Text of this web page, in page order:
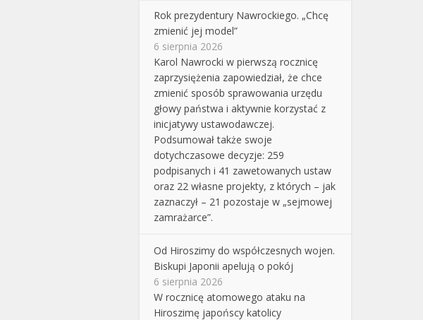
Rok prezydentury Nawrockiego. „Chcę
zmienić jej model”
6 sierpnia 2026
Karol Nawrocki w pierwszą rocznicę
zaprzysiężenia zapowiedział, że chce
zmienić sposób sprawowania urzędu
głowy państwa i aktywnie korzystać z
inicjatywy ustawodawczej.
Podsumował także swoje
dotychczasowe decyzje: 259
podpisanych i 41 zawetowanych ustaw
oraz 22 własne projekty, z których – jak
zaznaczył – 21 pozostaje w „sejmowej
zamrażarce”.
Od Hiroszimy do współczesnych wojen.
Biskupi Japonii apelują o pokój
6 sierpnia 2026
W rocznicę atomowego ataku na
Hiroszimę japońscy katolicy